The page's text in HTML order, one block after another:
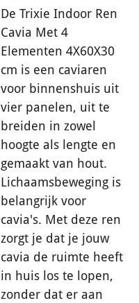
De Trixie Indoor Ren
Cavia Met 4
Elementen 4X60X30
cm is een caviaren
voor binnenshuis uit
vier panelen, uit te
breiden in zowel
hoogte als lengte en
gemaakt van hout.
Lichaamsbeweging is
belangrijk voor
cavia's. Met deze ren
zorgt je dat je jouw
cavia de ruimte heeft
in huis los te lopen,
zonder dat er aan